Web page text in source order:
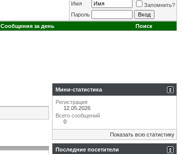
Имя
Запомнить?
Пароль
Сообщения за день Поиск
Мини-статистика
Регистрация
12.05.2026
Всего сообщений
0
Показать всю статистику
Последние посетители